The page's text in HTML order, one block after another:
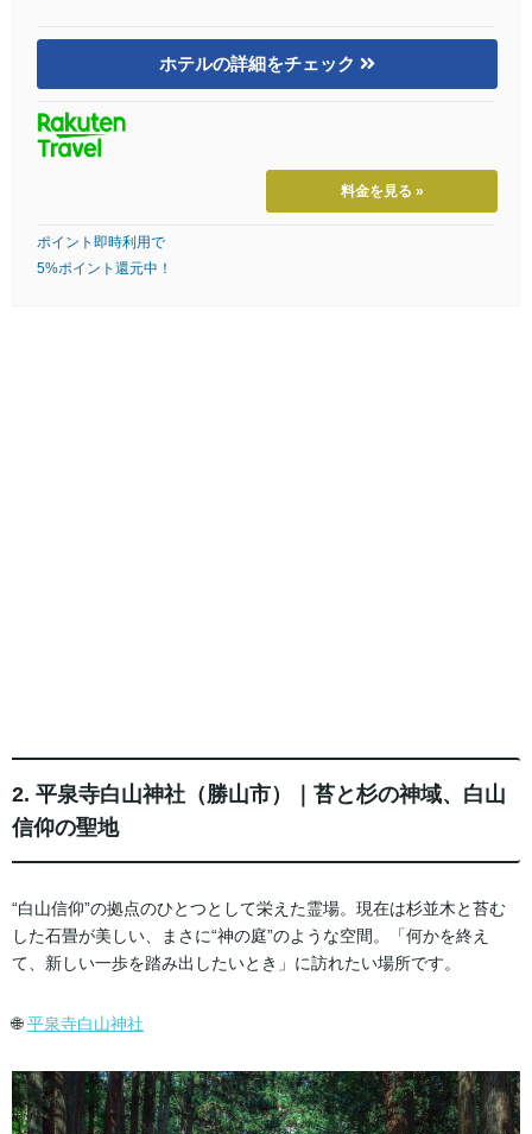
ホテルの詳細をチェック
料金を見る »
ポイント即時利用で
5%ポイント還元中！
2. 平泉寺白山神社（勝山市）｜苔と杉の神域、白山
信仰の聖地
“白山信仰”の拠点のひとつとして栄えた霊場。現在は杉並木と苔む
した石畳が美しい、まさに“神の庭”のような空間。「何かを終え
て、新しい一歩を踏み出したいとき」に訪れたい場所です。
🌐平泉寺白山神社